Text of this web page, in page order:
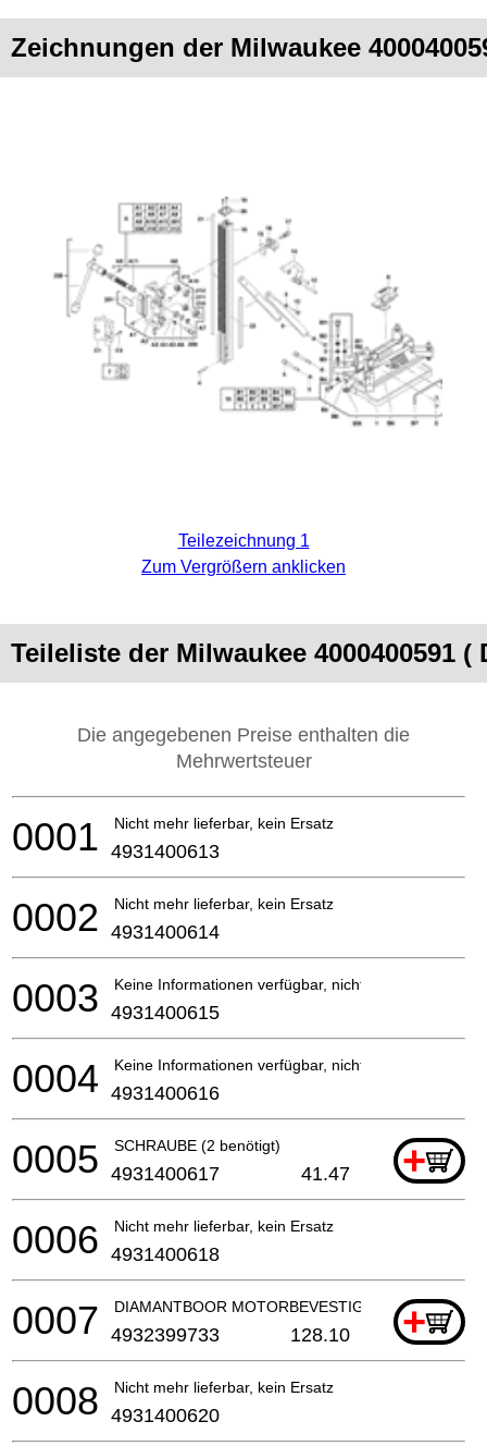
Zeichnungen der Milwaukee
Teilezeichnung 1
Zum Vergrößern anklicken
Teileliste der Milwaukee 4000400591 (
Die angegebenen Preise enthalten die
Mehrwertsteuer
Nicht mehr lieferbar, kein Ersatz
0001 4931400613
Nicht mehr lieferbar, kein Ersatz
0002 4931400614
Keine Informationen verfügbar, nicht bestellbar
0003 4931400615
Keine Informationen verfügbar, nicht bestellbar
0004 4931400616
SCHRAUBE (2 benötigt) +
0005 4931400617 41.47
Nicht mehr lieferbar, kein Ersatz
0006 4931400618
DIAMANTBOOR MOTORBEVESTIGINGSPLAAT
+
0007 4932399733 128.10
Nicht mehr lieferbar, kein Ersatz
0008 4931400620